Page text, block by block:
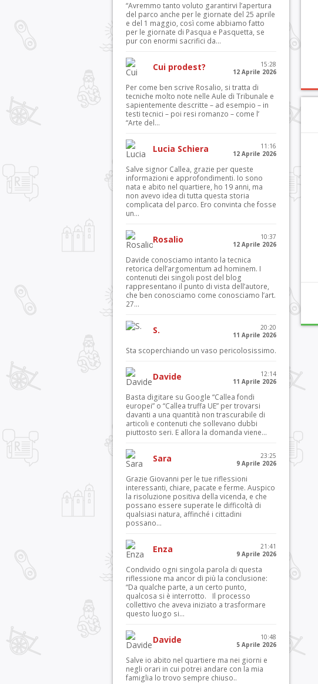
“Avremmo tanto voluto garantirvi l’apertura
del parco anche per le giornate del 25 aprile
e del 1 maggio, così come abbiamo fatto
per le giornate di Pasqua e Pasquetta, se
pur con enormi sacrifici da...
Cui prodest?
15:28
12 Aprile 2026
Per come ben scrive Rosalio, si tratta di
tecniche molto note nelle Aule di Tribunale e
sapientemente descritte – ad esempio – in
testi tecnici – poi resi romanzo – come l’
“Arte del...
Lucia Schiera
11:16
12 Aprile 2026
Salve signor Callea, grazie per queste
informazioni e approfondimenti. Io sono
nata e abito nel quartiere, ho 19 anni, ma
non avevo idea di tutta questa storia
complicata del parco. Ero convinta che fosse
un...
Rosalio
10:37
12 Aprile 2026
Davide conosciamo intanto la tecnica
retorica dell’argomentum ad hominem. I
contenuti dei singoli post del blog
rappresentano il punto di vista dell’autore,
che ben conosciamo come conosciamo l’art.
27...
S.
20:20
11 Aprile 2026
Sta scoperchiando un vaso pericolosissimo.
Davide
12:14
11 Aprile 2026
Basta digitare su Google “Callea fondi
europei” o “Callea truffa UE” per trovarsi
davanti a una quantità non trascurabile di
articoli e contenuti che sollevano dubbi
piuttosto seri. E allora la domanda viene...
Sara
23:25
9 Aprile 2026
Grazie Giovanni per le tue riflessioni
interessanti, chiare, pacate e ferme. Auspico
la risoluzione positiva della vicenda, e che
possano essere superate le difficoltà di
qualsiasi natura, affinché i cittadini
possano...
Enza
21:41
9 Aprile 2026
Condivido ogni singola parola di questa
riflessione ma ancor di più la conclusione:
“Da qualche parte, a un certo punto,
qualcosa si è interrotto. Il processo
collettivo che aveva iniziato a trasformare
questo luogo si...
Davide
10:48
5 Aprile 2026
Salve io abito nel quartiere ma nei giorni e
negli orari in cui potrei andare con la mia
famiglia lo trovo sempre chiuso..